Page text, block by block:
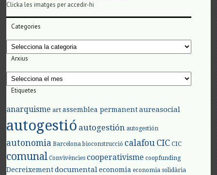
Clicka les imatges per accedir-hi
Categories
Categories
Arxius
Arxius
Etiquetes
anarquisme art assemblea permanent aureasocial
autogestió autogestión autogestión
autonomia Barcelona bioconstrucció calafou CIC CIC
comunal Convivències cooperativisme coopfunding
Decreixement documental economia economia solidària